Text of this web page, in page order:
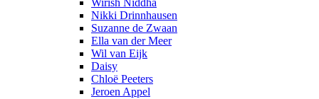
Wirish Niddha
Nikki Drinnhausen
Suzanne de Zwaan
Ella van der Meer
Wil van Eijk
Daisy
Chloë Peeters
Jeroen Appel